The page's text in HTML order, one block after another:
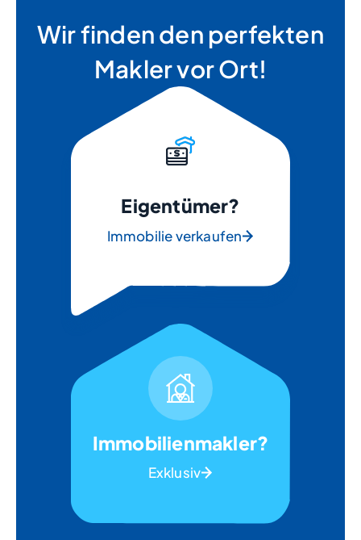
Wir finden den perfekten
Makler vor Ort!
Eigentümer?
Immobilie verkaufen
Immobilienmakler?
Exklusiv